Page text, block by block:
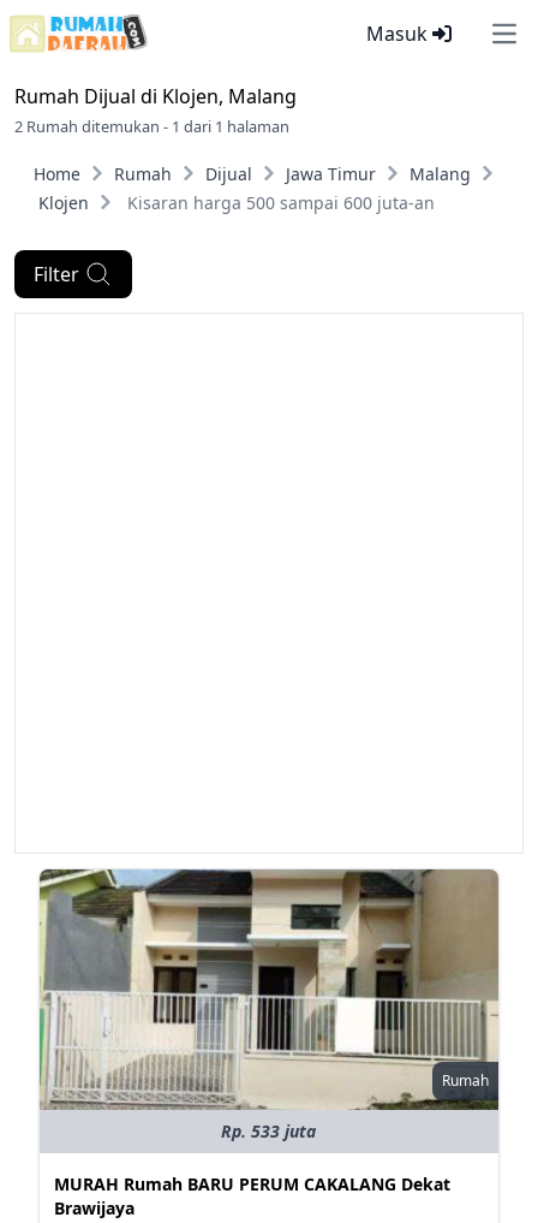
Masuk
Rumah Dijual di Klojen, Malang
2 Rumah ditemukan - 1 dari 1 halaman
Home Rumah Dijual Jawa Timur
Malang
Klojen
Kisaran harga 500 sampai 600 juta-an
Filter
Rumah
Rp. 533 juta
MURAH Rumah BARU PERUM CAKALANG Dekat
Brawijaya